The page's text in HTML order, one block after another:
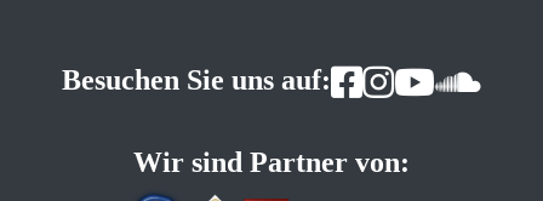
Besuchen Sie uns auf:
Wir sind Partner von: